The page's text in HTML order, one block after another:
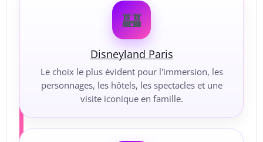
🏰
Disneyland Paris
Le choix le plus évident pour l'immersion, les
personnages, les hôtels, les spectacles et une
visite iconique en famille.